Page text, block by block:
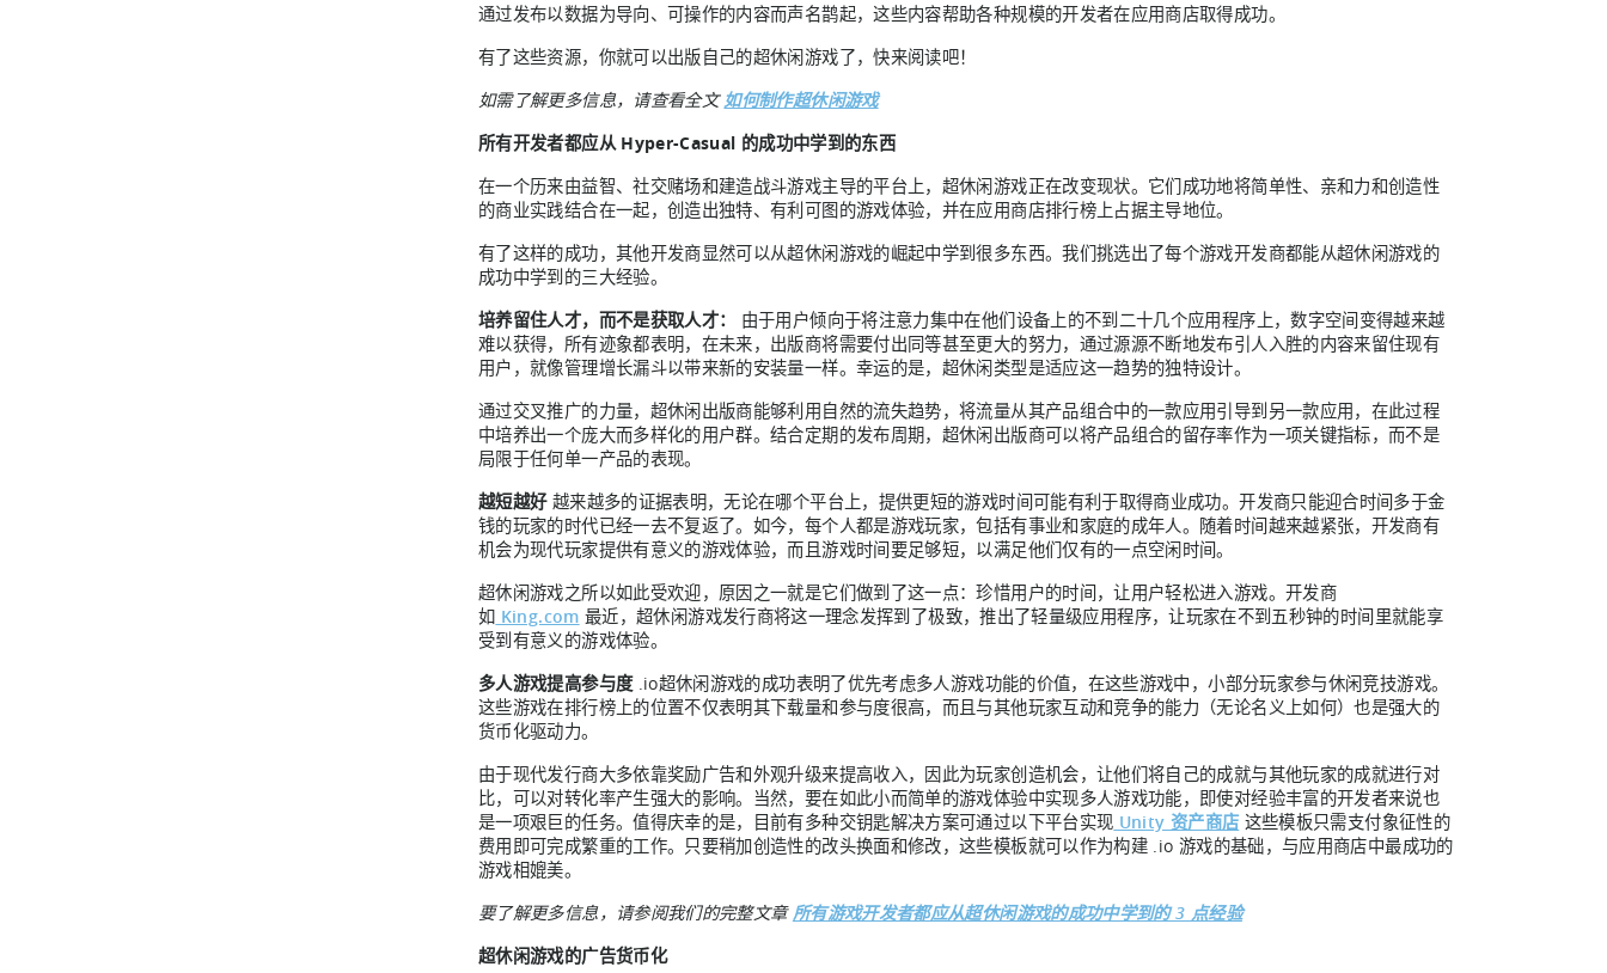
通过发布以数据为导向、可操作的内容而声名鹊起，这些内容帮助各种规模的开发者在应用商店取得成功。
有了这些资源，你就可以出版自己的超休闲游戏了，快来阅读吧！
如需了解更多信息，请查看全文如何制作超休闲游戏
所有开发者都应从 Hyper-Casual 的成功中学到的东西
在一个历来由益智、社交赌场和建造战斗游戏主导的平台上，超休闲游戏正在改变现状。它们成功地将简单性、亲和力和创造性
的商业实践结合在一起，创造出独特、有利可图的游戏体验，并在应用商店排行榜上占据主导地位。
有了这样的成功，其他开发商显然可以从超休闲游戏的崛起中学到很多东西。我们挑选出了每个游戏开发商都能从超休闲游戏的
成功中学到的三大经验。
培养留住人才，而不是获取人才： 由于用户倾向于将注意力集中在他们设备上的不到二十几个应用程序上，数字空间变得越来越
难以获得，所有迹象都表明，在未来，出版商将需要付出同等甚至更大的努力，通过源源不断地发布引人入胜的内容来留住现有
用户，就像管理增长漏斗以带来新的安装量一样。幸运的是，超休闲类型是适应这一趋势的独特设计。
通过交叉推广的力量，超休闲出版商能够利用自然的流失趋势，将流量从其产品组合中的一款应用引导到另一款应用，在此过程
中培养出一个庞大而多样化的用户群。结合定期的发布周期，超休闲出版商可以将产品组合的留存率作为一项关键指标，而不是
局限于任何单一产品的表现。
越短越好 越来越多的证据表明，无论在哪个平台上，提供更短的游戏时间可能有利于取得商业成功。开发商只能迎合时间多于金
钱的玩家的时代已经一去不复返了。如今，每个人都是游戏玩家，包括有事业和家庭的成年人。随着时间越来越紧张，开发商有
机会为现代玩家提供有意义的游戏体验，而且游戏时间要足够短，以满足他们仅有的一点空闲时间。
超休闲游戏之所以如此受欢迎，原因之一就是它们做到了这一点：珍惜用户的时间，让用户轻松进入游戏。开发商
如 King.com 最近，超休闲游戏发行商将这一理念发挥到了极致，推出了轻量级应用程序，让玩家在不到五秒钟的时间里就能享
受到有意义的游戏体验。
多人游戏提高参与度 .io超休闲游戏的成功表明了优先考虑多人游戏功能的价值，在这些游戏中，小部分玩家参与休闲竞技游戏。
这些游戏在排行榜上的位置不仅表明其下载量和参与度很高，而且与其他玩家互动和竞争的能力（无论名义上如何）也是强大的
货币化驱动力。
由于现代发行商大多依靠奖励广告和外观升级来提高收入，因此为玩家创造机会，让他们将自己的成就与其他玩家的成就进行对
比，可以对转化率产生强大的影响。当然，要在如此小而简单的游戏体验中实现多人游戏功能，即使对经验丰富的开发者来说也
是一项艰巨的任务。值得庆幸的是，目前有多种交钥匙解决方案可通过以下平台实现 Unity 资产商店这些模板只需支付象征性的
费用即可完成繁重的工作。只要稍加创造性的改头换面和修改，这些模板就可以作为构建 .io 游戏的基础，与应用商店中最成功的
游戏相媲美。
要了解更多信息，请参阅我们的完整文章所有游戏开发者都应从超休闲游戏的成功中学到的 3 点经验
超休闲游戏的广告货币化